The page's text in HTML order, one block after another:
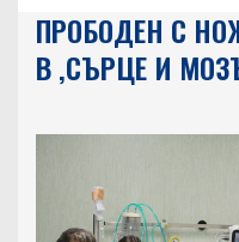
ПРОБОДЕН С
В ,СЪРЦЕ И